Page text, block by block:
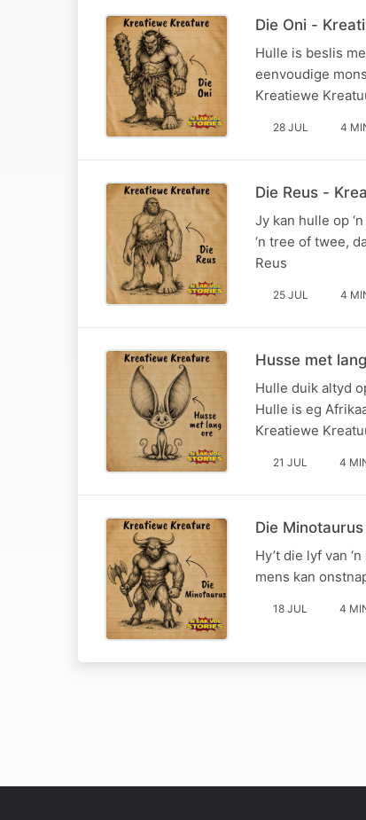
Die Oni -
Hulle is beslis
eenvoudige
Kreatiewe
28 JUL 4
Die Reus -
Jy kan hulle op
‘n tree of twee,
Reus
25 JUL 4
Husse met
Hulle duik altyd
Hulle is eg
Kreatiewe
21 JUL 4
Die
Hy’t die lyf van
mens kan
18 JUL 4